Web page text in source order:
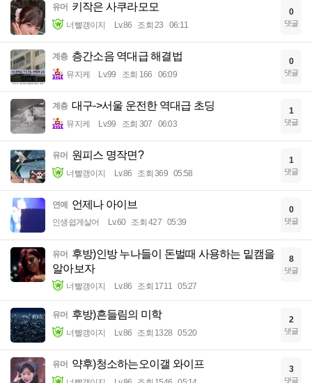
유머 키작은 사쿠라모모
너빨갱이지 Lv.86 조회 23 06:11
0
댓글
계층 층간소음 역대급 해결법
뮤지케 Lv.99 조회 166 06:09
0
댓글
계층 대구->서울 운전한 역대급 초딩
뮤지케 Lv.99 조회 307 06:03
1
댓글
유머 원피스 명작면?
너빨갱이지 Lv.86 조회 369 05:58
1
댓글
연예 언제나 아이브
인생쉽게살어 Lv.60 조회 427 05:39
0
댓글
유머 후방)인방 누나들이 돈벌때 사용하는 밑캠을
알아보자
너빨갱이지 Lv.86 조회 1711 05:27
8
댓글
유머 후방)흔들림의 미학
너빨갱이지 Lv.86 조회 1328 05:20
2
댓글
유머 약후)청소하는오이갤 와이프 3
댓글